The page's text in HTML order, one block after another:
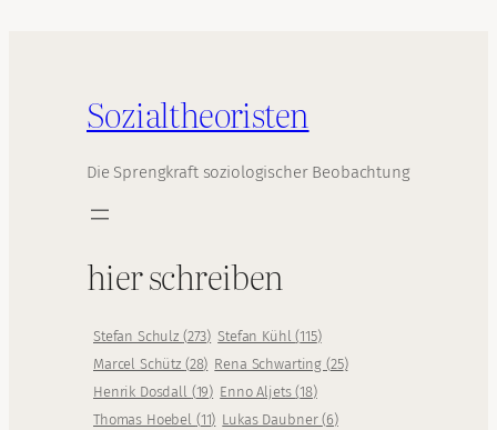
Sozialtheoristen
Die Sprengkraft soziologischer Beobachtung
hier schreiben
Stefan Schulz (273) Stefan Kühl(115)
Marcel Schütz (28) Rena Schwarting (25)
Henrik Dosdall (19) Enno Aljets(18)
Thomas Hoebel (11) Lukas Daubner(6)